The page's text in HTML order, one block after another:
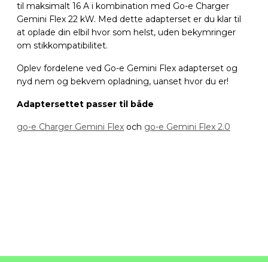
til maksimalt 16 A i kombination med Go-e Charger
Gemini Flex 22 kW. Med dette adapterset er du klar til
at oplade din elbil hvor som helst, uden bekymringer
om stikkompatibilitet.
Oplev fordelene ved Go-e Gemini Flex adapterset og
nyd nem og bekvem opladning, uanset hvor du er!
Adaptersettet passer til både
go-e Charger Gemini Flex och go-e Gemini Flex 2.0